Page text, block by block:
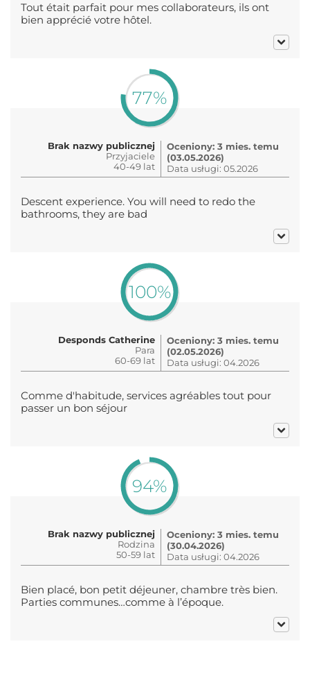
Tout était parfait pour mes collaborateurs, ils ont
bien apprécié votre hôtel.
77%
Brak nazwy publicznej
Przyjaciele
40-49 lat
Oceniony: 3 mies. temu
(03.05.2026)
Data usługi: 05.2026
Descent experience. You will need to redo the
bathrooms, they are bad
100%
Desponds Catherine
Para
60-69 lat
Oceniony: 3 mies. temu
(02.05.2026)
Data usługi: 04.2026
Comme d'habitude, services agréables tout pour
passer un bon séjour
94%
Brak nazwy publicznej
Rodzina
50-59 lat
Oceniony: 3 mies. temu
(30.04.2026)
Data usługi: 04.2026
Bien placé, bon petit déjeuner, chambre très bien.
Parties communes…comme à l’époque.